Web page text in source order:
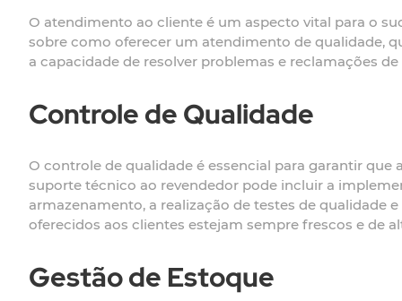
O atendimento ao cliente é um aspecto vital para o
sobre como oferecer um atendimento de qualidade,
a capacidade de resolver problemas e reclamações
Controle de Qualidade
O controle de qualidade é essencial para garantir
suporte técnico ao revendedor pode incluir a
armazenamento, a realização de testes de qualidade
oferecidos aos clientes estejam sempre frescos e de
Gestão de Estoque